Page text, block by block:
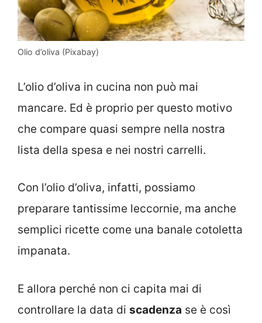
Olio d’oliva (Pixabay)
L’olio d’oliva in cucina non può mai
mancare. Ed è proprio per questo motivo
che compare quasi sempre nella nostra
lista della spesa e nei nostri carrelli.
Con l’olio d’oliva, infatti, possiamo
preparare tantissime leccornie, ma anche
semplici ricette come una banale cotoletta
impanata.
E allora perché non ci capita mai di
controllare la data di scadenza se è così